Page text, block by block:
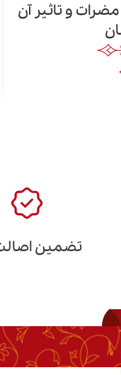
و تاثیر آن
تضمین اصالت